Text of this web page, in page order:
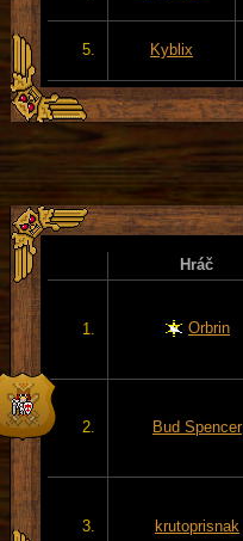
5. Kyblix
Hráč
1. Orbrin
2. Bud Spencer
3. krutoprisnak